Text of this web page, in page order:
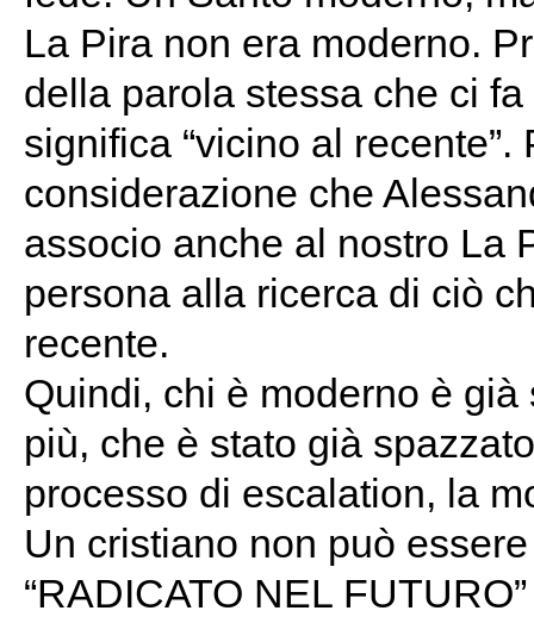
La Pira non era moderno.
della parola stessa che ci
significa “vicino al
considerazione che
associo anche al nostro La
persona alla ricerca di ciò
recente.
Quindi, chi è moderno è già
più, che è stato già
processo di escalation, la
Un cristiano non può
“RADICATO NEL